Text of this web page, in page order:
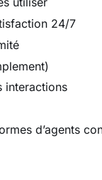
24/7
interactions
d’agents